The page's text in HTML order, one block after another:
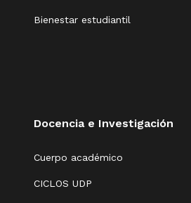
Bienestar estudiantil
Docencia e Investigación
Cuerpo académico
CICLOS UDP